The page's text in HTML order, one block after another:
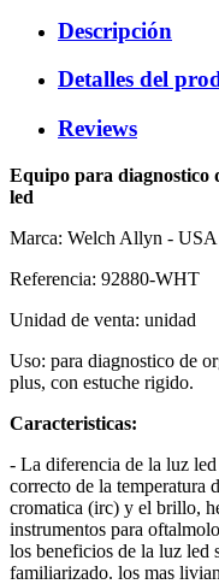
Descripción
Detalles del
Reviews
Equipo para diagnostico
led
Marca: Welch Allyn - USA
Referencia: 92880-WHT
Unidad de venta: unidad
Uso: para diagnostico de
plus, con estuche rigido.
Caracteristicas:
- La diferencia de la luz
correcto de la temperatura
cromatica (irc) y el brillo,
instrumentos para
los beneficios de la luz led
familiarizado. los mas